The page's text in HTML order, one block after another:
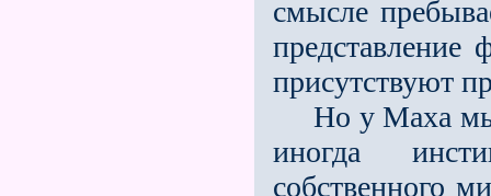
смысле
представление
присутствуют
Но у Маха мы
иногда
собственного